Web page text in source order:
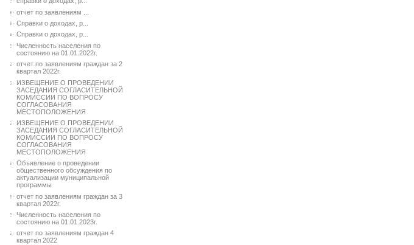
отчет по заявлениям ...
Справки о доходах, р...
Справки о доходах, р...
Численность населения по
состоянию на 01.01.2022г.
отчет по заявлениям граждан за 2
квартал 2022г.
ИЗВЕЩЕНИЕ О ПРОВЕДЕНИИ
ЗАСЕДАНИЯ СОГЛАСИТЕЛЬНОЙ
КОМИССИИ ПО ВОПРОСУ
СОГЛАСОВАНИЯ
МЕСТОПОЛОЖЕНИЯ
ИЗВЕЩЕНИЕ О ПРОВЕДЕНИИ
ЗАСЕДАНИЯ СОГЛАСИТЕЛЬНОЙ
КОМИССИИ ПО ВОПРОСУ
СОГЛАСОВАНИЯ
МЕСТОПОЛОЖЕНИЯ
Объявление о проведении
общественного обсуждения по
актуализации муниципальной
программы
отчет по заявлениям граждан за 3
квартал 2022г.
Численность населения по
состоянию на 01.01.2023г.
отчет по заявлениям граждан 4
квартал 2022